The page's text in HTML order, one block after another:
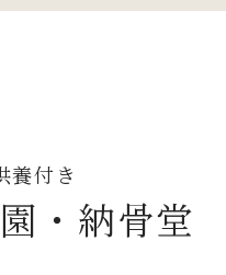
養付き
・納骨堂